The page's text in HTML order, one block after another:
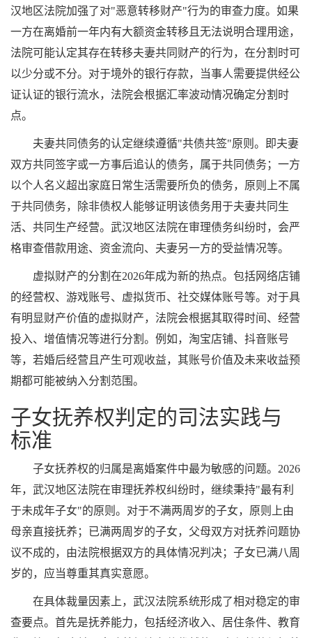
汉地区法院加强了对"恶意转移财产"行为的审查力度。如果
一方在离婚前一年内有大额资金转移且无法说明合理用途，
法院可能认定其存在转移夫妻共同财产的行为，在分割时可
以少分或不分。对于境外的银行存款，当事人需要提供经公
证认证的银行流水，法院会根据汇率波动情况确定分割时
点。
夫妻共同债务的认定继续遵循"共债共签"原则。即夫妻
双方共同签字或一方事后追认的债务，属于共同债务；一方
以个人名义超出家庭日常生活需要所负的债务，原则上不属
于共同债务，除非债权人能够证明该债务用于夫妻共同生
活、共同生产经营。武汉地区法院在审理债务纠纷时，会严
格审查借款用途、资金流向、夫妻另一方的受益情况等。
虚拟财产的分割在2026年成为新的热点。包括网络店铺
的经营权、游戏账号、虚拟货币、社交媒体账号等。对于具
有明显财产价值的虚拟财产，法院会根据其取得时间、经营
投入、增值情况等进行分割。例如，淘宝店铺、抖音账号
等，若婚后经营且产生可观收益，其账号价值及未来收益预
期都可能被纳入分割范围。
子女抚养权判定的司法实践与
标准
子女抚养权的归属是离婚案件中最为敏感的问题。2026
年，武汉地区法院在审理抚养权纠纷时，继续秉持"最有利
于未成年子女"的原则。对于不满两周岁的子女，原则上由
母亲直接抚养；已满两周岁的子女，父母双方对抚养问题协
议不成的，由法院根据双方的具体情况判决；子女已满八周
岁的，应当尊重其真实意愿。
在具体裁量因素上，武汉法院系统形成了相对稳定的审
查要点。首先是抚养能力，包括经济收入、居住条件、教育